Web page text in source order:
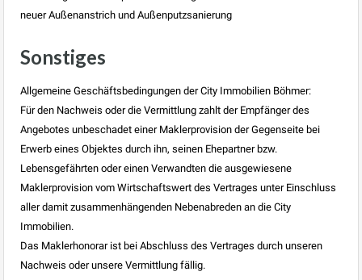
neuer Außenanstrich und Außenputzsanierung
Sonstiges
Allgemeine Geschäftsbedingungen der City Immobilien Böhmer:
Für den Nachweis oder die Vermittlung zahlt der Empfänger des
Angebotes unbeschadet einer Maklerprovision der Gegenseite bei
Erwerb eines Objektes durch ihn, seinen Ehepartner bzw.
Lebensgefährten oder einen Verwandten die ausgewiesene
Maklerprovision vom Wirtschaftswert des Vertrages unter Einschluss
aller damit zusammenhängenden Nebenabreden an die City
Immobilien.
Das Maklerhonorar ist bei Abschluss des Vertrages durch unseren
Nachweis oder unsere Vermittlung fällig.